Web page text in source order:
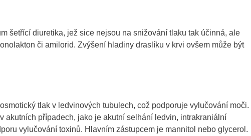
šetřící diuretika, jež sice nejsou na snižování tlaku tak účinná, ale
či amilorid. Zvýšení hladiny draslíku v krvi ovšem může být
tlak v ledvinových tubulech, což podporuje vylučování moči.
akutních případech, jako je akutní selhání ledvin, intrakraniální
vylučování toxinů. Hlavním zástupcem je mannitol nebo glycerol.